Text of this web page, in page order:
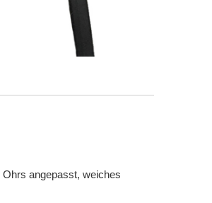
angepasst, weiches